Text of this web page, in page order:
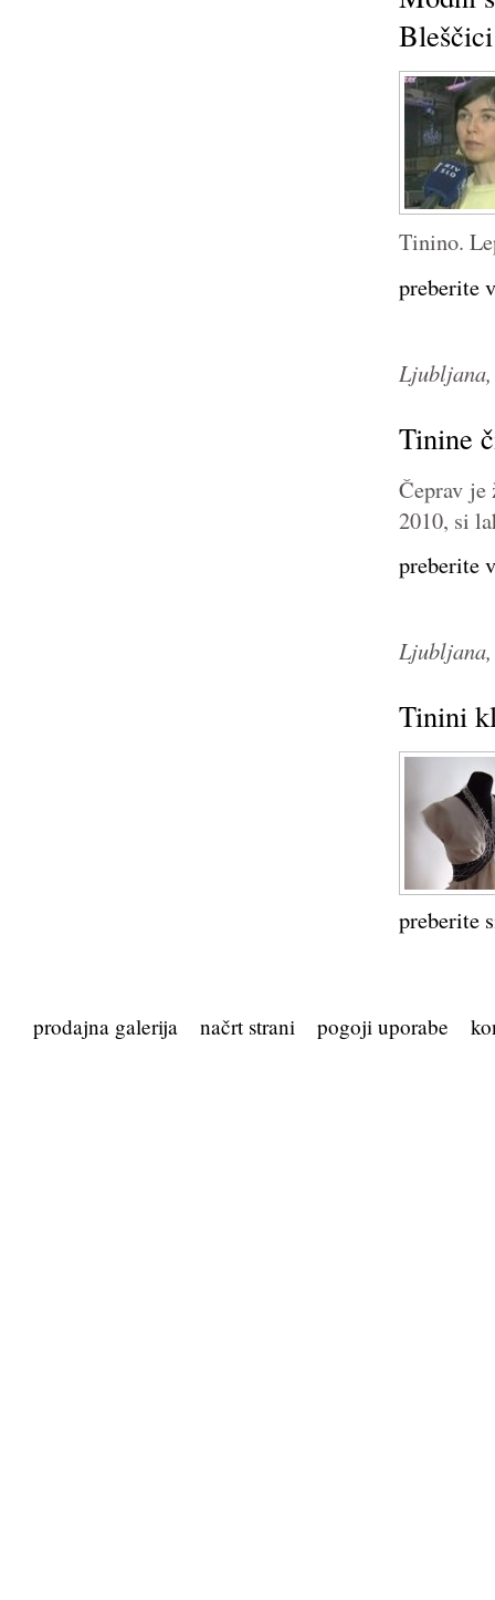
Tinino.
preberite
Ljubljana,
Tinine
Čeprav je
2010, si
preberite
Ljubljana,
Tinini
preberite
prodajna galerija načrt strani pogoji uporabe